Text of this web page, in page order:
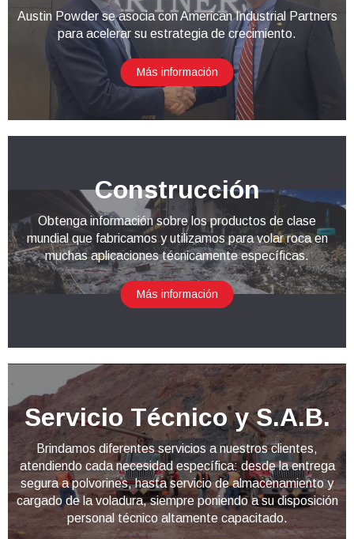
Austin Powder se asocia con American Industrial Partners
para acelerar su estrategia de crecimiento.
Más información
Construcción
Obtenga información sobre los productos de clase
mundial que fabricamos y utilizamos para volar roca en
muchas aplicaciones técnicamente específicas.
Más información
Servicio Técnico y S.A.B.
Brindamos diferentes servicios a nuestros clientes,
atendiendo cada necesidad específica: desde la entrega
segura a polvorines, hasta servicio de almacenamiento y
cargado de la voladura, siempre poniendo a su disposición
personal técnico altamente capacitado.